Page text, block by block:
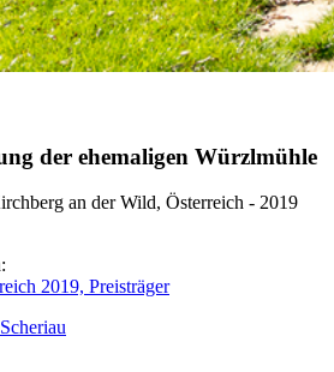
der ehemaligen Würzlmühle
an der Wild, Österreich - 2019
2019, Preisträger